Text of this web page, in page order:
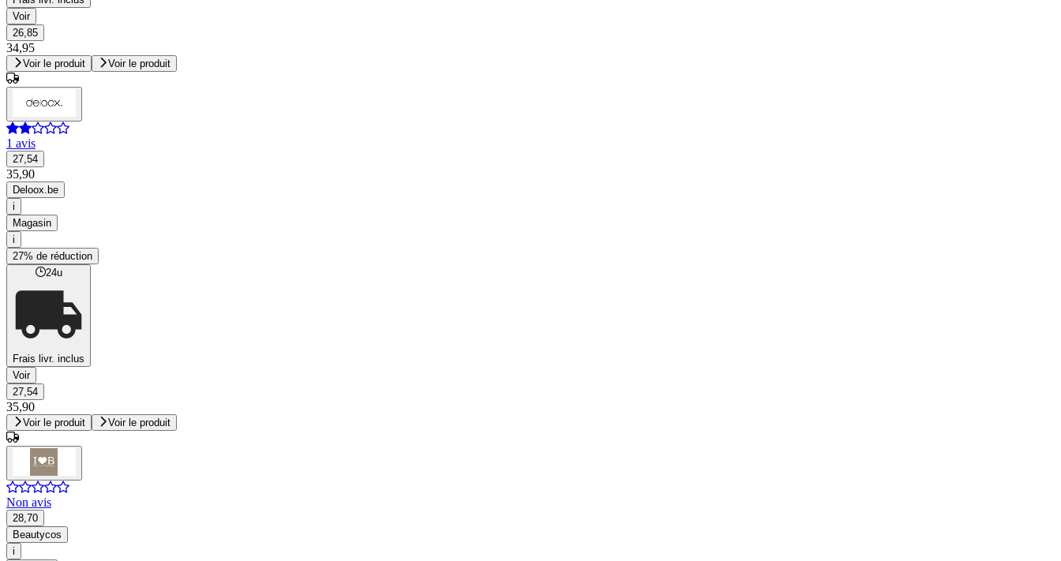
Voir
26,85
34,95
Voir le produit Voir le produit
1 avis
27,54
35,90
Deloox.be
i
Magasin
i
27% de réduction
24u
Frais livr. inclus
Voir
27,54
35,90
Voir le produit Voir le produit
Non avis
28,70
Beautycos
i